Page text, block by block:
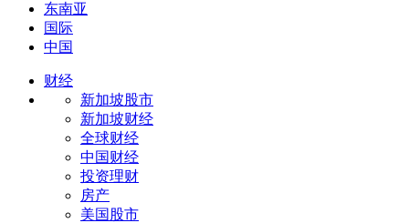
东南亚
国际
中国
财经
新加坡股市
新加坡财经
全球财经
中国财经
投资理财
房产
美国股市